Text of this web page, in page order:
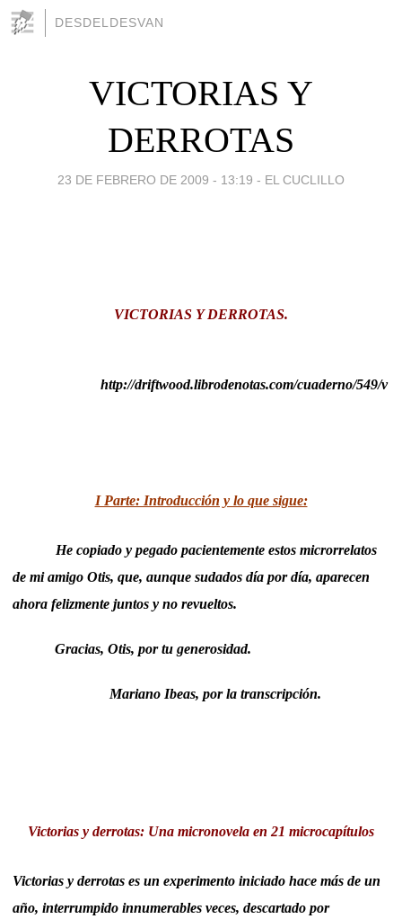
DESDELDESVAN
VICTORIAS Y
DERROTAS
23 DE FEBRERO DE 2009 - 13:19 - EL CUCLILLO
VICTORIAS Y DERROTAS.
http://driftwood.librodenotas.com/cuaderno/549/v
I Parte: Introducción y lo que sigue:
He copiado y pegado pacientemente estos microrrelatos
de mi amigo Otis, que, aunque sudados día por día, aparecen
ahora felizmente juntos y no revueltos.
Gracias, Otis, por tu generosidad.
Mariano Ibeas, por la transcripción.
Victorias y derrotas: Una micronovela en 21 microcapítulos
Victorias y derrotas es un experimento iniciado hace más de un
año, interrumpido innumerables veces, descartado por